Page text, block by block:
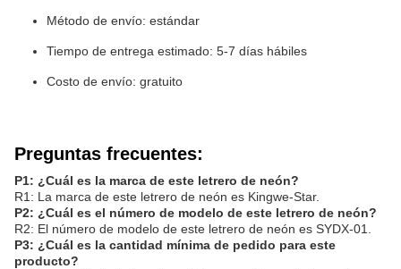
Método de envío: estándar
Tiempo de entrega estimado: 5-7 días hábiles
Costo de envío: gratuito
Preguntas frecuentes:
P1: ¿Cuál es la marca de este letrero de neón?
R1: La marca de este letrero de neón es Kingwe-Star.
P2: ¿Cuál es el número de modelo de este letrero de neón?
R2: El número de modelo de este letrero de neón es SYDX-01.
P3: ¿Cuál es la cantidad mínima de pedido para este
producto?